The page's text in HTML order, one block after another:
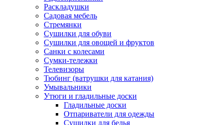
Раскладушки
Садовая мебель
Стремянки
Сушилки для обуви
Сушилки для овощей и фруктов
Санки с колесами
Сумки-тележки
Телевизоры
Тюбинг (ватрушки для катания)
Умывальники
Утюги и гладильные доски
Гладильные доски
Отпариватели для одежды
Сушилки для белья